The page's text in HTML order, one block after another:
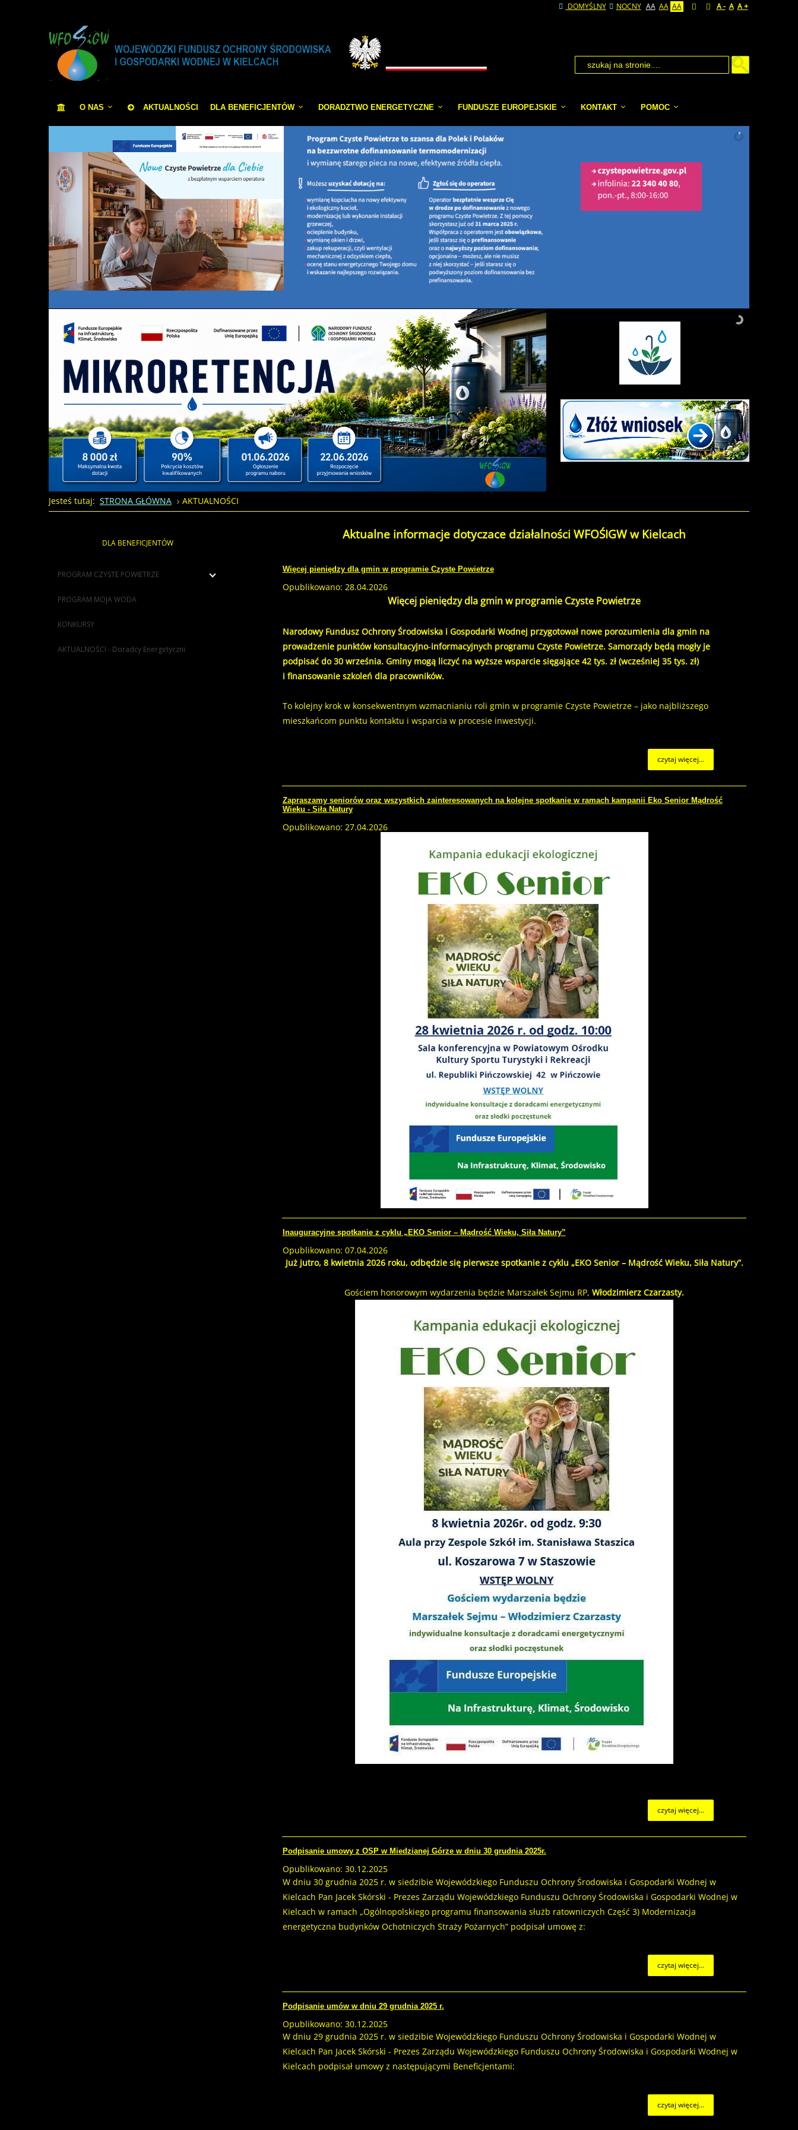
DOMYŚLNY NOCNY AA AA AA A - A A +
O NAS AKTUALNOŚCI DLA BENEFICJENTÓW DORADZTWO ENERGETYCZNE FUNDUSZE EUROPEJSKIE KONTAKT POMOC
Jesteś tutaj: STRONA GŁÓWNA AKTUALNOŚCI
Aktualne informacje dotyczace działalności WFOŚIGW w Kielcach
Więcej pieniędzy dla gmin w programie Czyste Powietrze
Opublikowano: 28.04.2026
Więcej pieniędzy dla gmin w programie Czyste Powietrze
Narodowy Fundusz Ochrony Środowiska i Gospodarki Wodnej przygotował nowe porozumienia dla gmin na
prowadzenie punktów konsultacyjno‐informacyjnych programu Czyste Powietrze. Samorządy będą mogły je
podpisać do 30 września. Gminy mogą liczyć na wyższe wsparcie sięgające 42 tys. zł (wcześniej 35 tys. zł)
i finansowanie szkoleń dla pracowników.
To kolejny krok w konsekwentnym wzmacnianiu roli gmin w programie Czyste Powietrze – jako najbliższego
mieszkańcom punktu kontaktu i wsparcia w procesie inwestycji.
czytaj więcej...
Zapraszamy seniorów oraz wszystkich zainteresowanych na kolejne spotkanie w ramach kampanii Eko Senior Mądrość
Wieku - Siła Natury
Opublikowano: 27.04.2026
Inauguracyjne spotkanie z cyklu „EKO Senior – Mądrość Wieku, Siła Natury”
Opublikowano: 07.04.2026
Już jutro, 8 kwietnia 2026 roku, odbędzie się pierwsze spotkanie z cyklu „EKO Senior – Mądrość Wieku, Siła Natury”.
Gościem honorowym wydarzenia będzie Marszałek Sejmu RP,Włodzimierz Czarzasty.
czytaj więcej...
Podpisanie umowy z OSP w Miedzianej Górze w dniu 30 grudnia 2025r.
Opublikowano: 30.12.2025
W dniu 30 grudnia 2025 r. w siedzibie Wojewódzkiego Funduszu Ochrony Środowiska i Gospodarki Wodnej w
Kielcach Pan Jacek Skórski - Prezes Zarządu Wojewódzkiego Funduszu Ochrony Środowiska i Gospodarki Wodnej w
Kielcach w ramach „Ogólnopolskiego programu finansowania służb ratowniczych Część 3) Modernizacja
energetyczna budynków Ochotniczych Straży Pożarnych” podpisał umowę z:
czytaj więcej...
Podpisanie umów w dniu 29 grudnia 2025 r.
Opublikowano: 30.12.2025
W dniu 29 grudnia 2025 r. w siedzibie Wojewódzkiego Funduszu Ochrony Środowiska i Gospodarki Wodnej w
Kielcach Pan Jacek Skórski - Prezes Zarządu Wojewódzkiego Funduszu Ochrony Środowiska i Gospodarki Wodnej w
Kielcach podpisał umowy z następującymi Beneficjentami:
czytaj więcej...
DLABENEFICJENTÓW
PROGRAM CZYSTE POWIETRZE
PROGRAM MOJA WODA
KONKURSY
AKTUALNOŚCI - Doradcy Energetyczni